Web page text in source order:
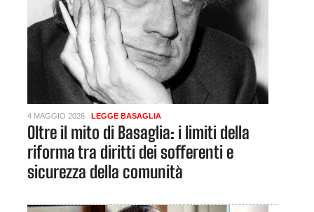
4 MAGGIO 2026 LEGGE BASAGLIA
Oltre il mito di Basaglia: i limiti della
riforma tra diritti dei sofferenti e
sicurezza della comunità